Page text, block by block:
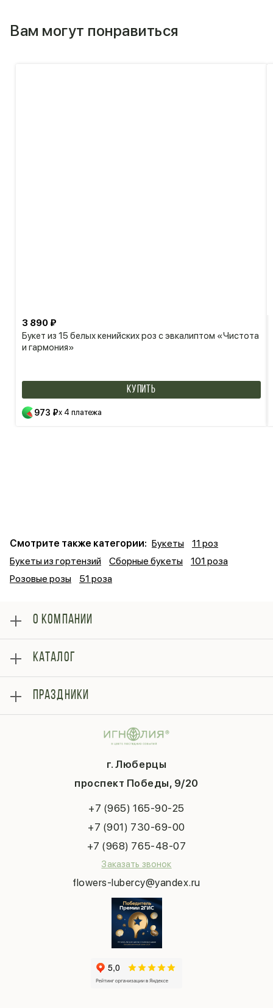
Вам могут понравиться
Букет из 15 белых кенийских роз с эвкалиптом «Чистота
и гармония»
3 890 ₽
КУПИТЬ
973 ₽x 4 платежа
Смотрите также категории: Букеты
11 роз
Букеты из гортензий
Сборные букеты
101 роза
Розовые розы
51 роза
г. Люберцы
проспект Победы, 9/20
+7 (965) 165-90-25
+7 (901) 730-69-00
+7 (968) 765-48-07
Заказать звонок
flowers-lubercy@yandex.ru
О КОМПАНИИ
Оплата
Отзывы
Блог
Гарантии
Контакты
Публичная оферта
КАТАЛОГ
Букеты
Композиции
ПРАЗДНИКИ
Последний звонок